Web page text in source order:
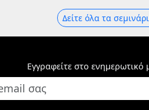
Δείτε όλα τα
Εγγραφείτε στο ενημερωτικό